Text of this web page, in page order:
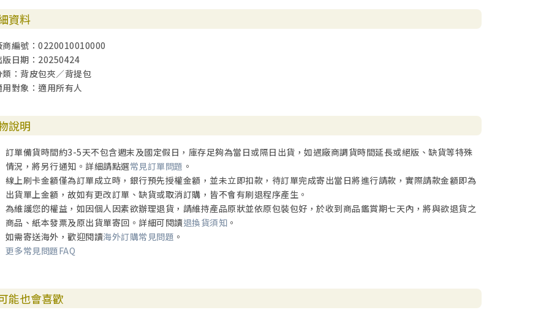
資料
商編號：0220010010000
版日期：20250424
類：背皮包夾／背提包
用對象：適用所有人
說明
訂單備貨時間約3-5天不包含週末及國定假日，庫存足夠為當日或隔日出貨，如遇廠商調貨時間延長或絕版、缺貨等特殊
情況，將另行通知。詳細請點選常見訂單問題 。
線上刷卡金額僅為訂單成立時，銀行預先授權金額，並未立即扣款，待訂單完成寄出當日將進行請款，實際請款金額即為
出貨單上金額，故如有更改訂單、缺貨或取消訂購，皆不會有刷退程序產生。
為維護您的權益，如因個人因素欲辦理退貨，請維持產品原狀並依原包裝包好，於收到商品鑑賞期七天內，將與欲退貨之
商品、紙本發票及原出貨單寄回。詳細可閱讀退換貨須知 。
如需寄送海外，歡迎閱讀海外訂購常見問題 。
更多常見問題FAQ
能也會喜歡